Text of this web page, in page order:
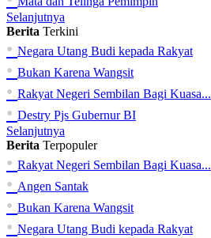
Selanjutnya
Berita Terkini
• Negara Utang Budi kepada Rakyat
• Bukan Karena Wangsit
• Rakyat Negeri Sembilan Bagi Kuasa...
• Destry Pjs Gubernur BI
Selanjutnya
Berita Terpopuler
• Rakyat Negeri Sembilan Bagi Kuasa...
• Angen Santak
• Bukan Karena Wangsit
• Negara Utang Budi kepada Rakyat